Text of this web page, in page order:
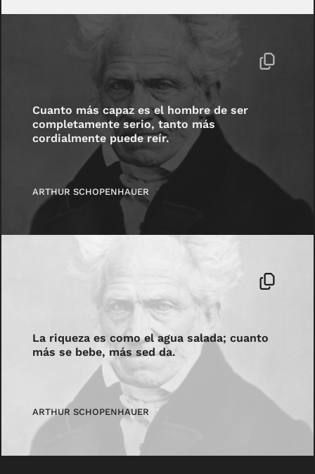
Cuanto más capaz es el hombre de ser
completamente serio, tanto más
cordialmente puede reír.
ARTHUR SCHOPENHAUER
La riqueza es como el agua salada; cuanto
más se bebe, más sed da.
ARTHUR SCHOPENHAUER